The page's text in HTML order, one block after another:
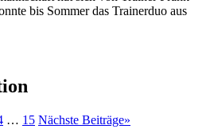
bis Sommer das Trainerduo aus
… 15 Nächste Beiträge»